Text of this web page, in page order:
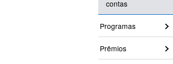
contas
Programas
Prêmios